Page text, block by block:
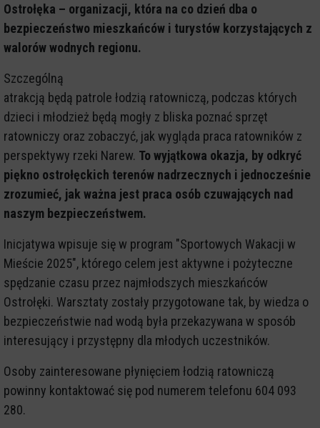
Ostrołęka – organizacji, która na co dzień dba o
bezpieczeństwo mieszkańców i turystów korzystających z
walorów wodnych regionu.
Szczególną
atrakcją będą patrole łodzią ratowniczą, podczas których
dzieci i młodzież będą mogły z bliska poznać sprzęt
ratowniczy oraz zobaczyć, jak wygląda praca ratowników z
perspektywy rzeki Narew. To wyjątkowa okazja, by odkryć
piękno ostrołęckich terenów nadrzecznych i jednocześnie
zrozumieć, jak ważna jest praca osób czuwających nad
naszym bezpieczeństwem.
Inicjatywa wpisuje się w program "Sportowych Wakacji w
Mieście 2025", którego celem jest aktywne i pożyteczne
spędzanie czasu przez najmłodszych mieszkańców
Ostrołęki. Warsztaty zostały przygotowane tak, by wiedza o
bezpieczeństwie nad wodą była przekazywana w sposób
interesujący i przystępny dla młodych uczestników.
Osoby zainteresowane płynięciem łodzią ratowniczą
powinny kontaktować się pod numerem telefonu 604 093
280.